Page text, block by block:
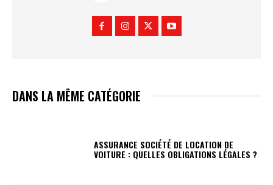
DANS LA MÊME CATÉGORIE
ASSURANCE SOCIÉTÉ DE LOCATION DE
VOITURE : QUELLES OBLIGATIONS LÉGALES ?